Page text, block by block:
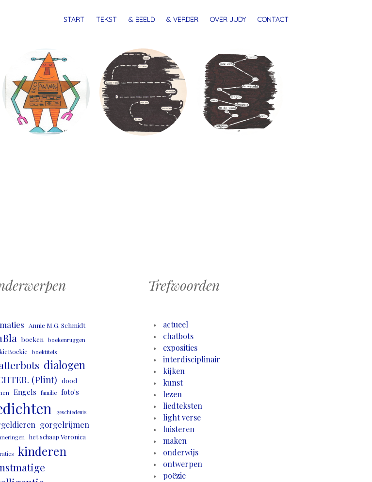
MENU
SPRINGSTART TEKST & BEELD & VERDER OVER JUDY CONTACT
Annie M.G. Schmidt
boeken boekenruggen
boektitels
dialogen
(Plint) dood
Engels familie foto's
geschiedenis
gorgelrijmen
het schaap Veronica
kinderen
Trefwoorden
actueel
chatbots
exposities
interdisciplinair
kijken
kunst
lezen
liedteksten
light verse
luisteren
maken
onderwijs
ontwerpen
poëzie